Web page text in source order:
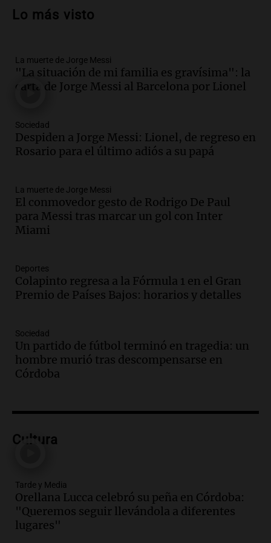
vehículos desde un puente
Audio.Tragedia en Mendoza: un muerto
y cinco heridos tras caer dos autos desde
un puente
Audio.Messi llegará esta noche a
Rosario para acompañar a su familia
Episodios
Audio.Ley de Propiedad Privada: el revés
en el Congreso expuso una debilidad
comunicacional del Gobierno
Audio. Casabindo se prepara para una
celebración única: 30.000 turistas y el
Episodios
Audio.Borges, abogada de Pourrain:
"Tres hombres se lo llevaron para
hacerle preguntas y nunca regresó"
Episodios
metros del río Suquía y retiraron hasta
Episodios
Audio.La historia de la servilleta que
firmó Jorge Messi para el primer
contrato de Leo con Barcelona
Lo más visto
La muerte de Jorge Messi
"La situación de mi familia es gravísima": la
carta de Jorge Messi al Barcelona por Lionel
Sociedad
Despiden a Jorge Messi: Lionel, de regreso en
Rosario para el último adiós a su papá
La muerte de Jorge Messi
El conmovedor gesto de Rodrigo De Paul
para Messi tras marcar un gol con Inter
Miami
Deportes
Colapinto regresa a la Fórmula 1 en el Gran
Premio de Países Bajos: horarios y detalles
Sociedad
Un partido de fútbol terminó en tragedia: un
hombre murió tras descompensarse en
Córdoba
Cultura
Tarde y Media
Orellana Lucca celebró su peña en Córdoba:
"Queremos seguir llevándola a diferentes
lugares"